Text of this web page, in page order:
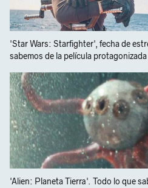
'Star Wars: Starfighter', fecha de
sabemos de la película
'Alien: Planeta Tierra'. Todo lo que